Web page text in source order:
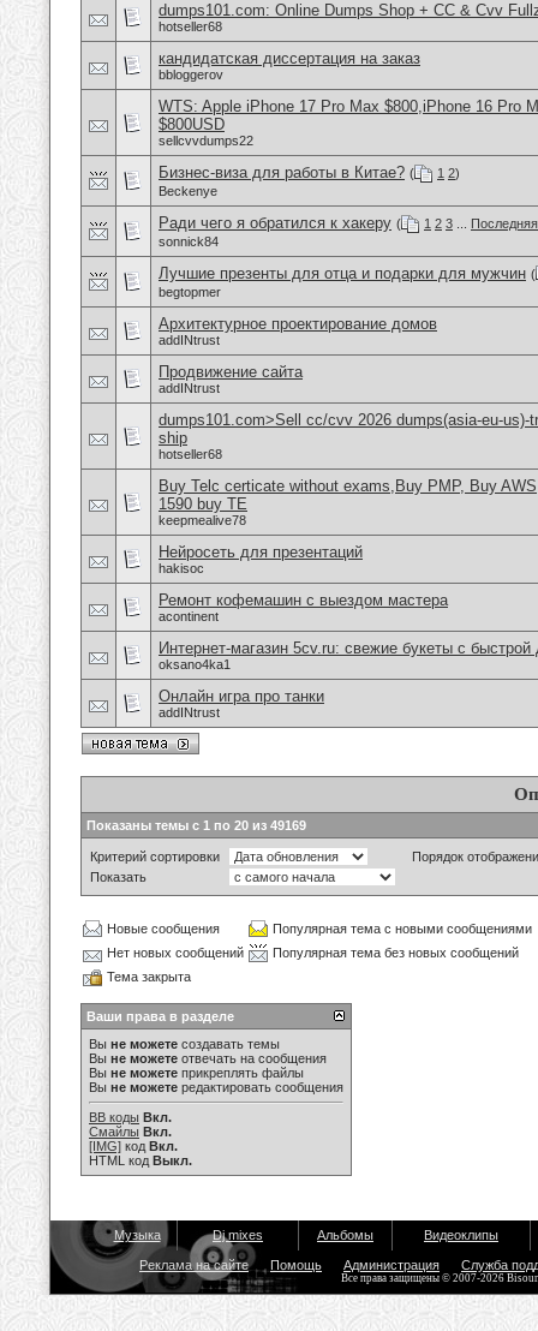
dumps101.com: Online Dumps Shop + CC & Cvv
hotseller68
кандидатская диссертация на заказ
bbloggerov
WTS: Apple iPhone 17 Pro Max $800,iPhone 16 Pro
$800USD
sellcvvdumps22
Бизнес-виза для работы в Китае? ( 1 2)
Beckenye
Ради чего я обратился к хакеру ( 1 2 3
sonnick84
Лучшие презенты для отца и подарки для мужчин (
begtopmer
Aрхитектурное проектирование домов
addINtrust
Продвижение сайта
addINtrust
dumps101.com>Sell cc/cvv 2026 dumps(asia-eu-us)-
ship
hotseller68
Buy Telc certicate without exams,Buy PMP, Buy
1590 buy TE
keepmealive78
Нейросеть для презентаций
hakisoc
Ремонт кофемашин с выездом мастера
acontinent
Интернет-магазин 5cv.ru: свежие букеты с быстрой
oksano4ka1
Онлайн игра про танки
addINtrust
Показаны темы с 1 по 20 из 49169
Критерий сортировки
Порядок
Показать
Новые сообщения
Популярная тема с новыми сообщениями
Нет новых сообщений
Популярная тема без новых сообщений
Тема закрыта
Ваши права в разделе
Вы не можете создавать темы
Вы не можете отвечать на сообщения
Вы не можете прикреплять файлы
Вы не можете редактировать сообщения
BB коды Вкл.
Смайлы Вкл.
[IMG] код Вкл.
HTML код Выкл.
Музыка Dj mixes Альбомы Видеоклипы
Реклама на сайте Помощь Администрация Служба
Все права защищены © 2007-2026